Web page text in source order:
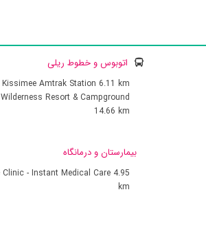
اتوبوس و خطوط ریلی
Kissimee Amtrak Station 6.11 km
Resort & Campground
14.66 km
بیمارستان و درمانگاه
Clinic - Instant Medical Care 4.95
km